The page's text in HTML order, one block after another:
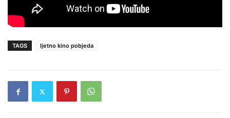
TAGS ljetno kino pobjeda